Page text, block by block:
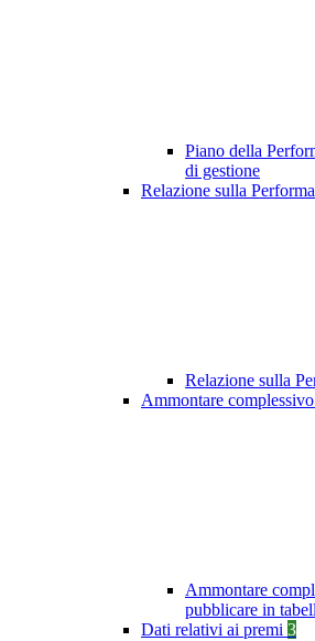
Piano della
di gestione
Relazione sulla
Relazione sulla
Ammontare
Ammontare
pubblicare in
Dati relativi ai premi 3